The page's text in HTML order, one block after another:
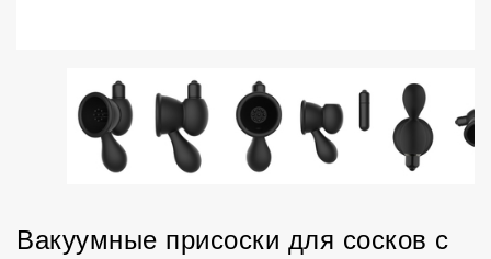
Вакуумные присоски для сосков с